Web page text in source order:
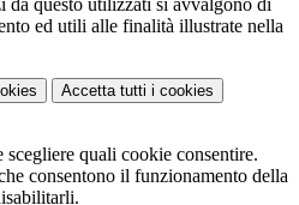
da questo utilizzati si avvalgono di
ed utili alle finalità illustrate nella
Accetta tutti i cookies
scegliere quali cookie consentire.
consentono il funzionamento della